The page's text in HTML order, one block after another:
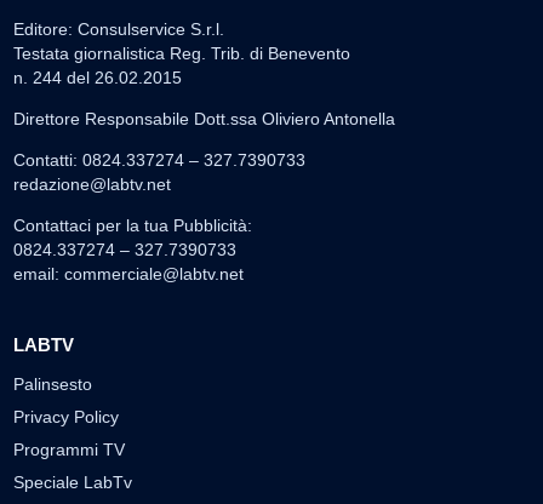
Editore: Consulservice S.r.l.
Testata giornalistica Reg. Trib. di Benevento
n. 244 del 26.02.2015
Direttore Responsabile Dott.ssa Oliviero Antonella
Contatti: 0824.337274 – 327.7390733
redazione@labtv.net
Contattaci per la tua Pubblicità:
0824.337274 – 327.7390733
email: commerciale@labtv.net
LABTV
Palinsesto
Privacy Policy
Programmi TV
Speciale LabTv